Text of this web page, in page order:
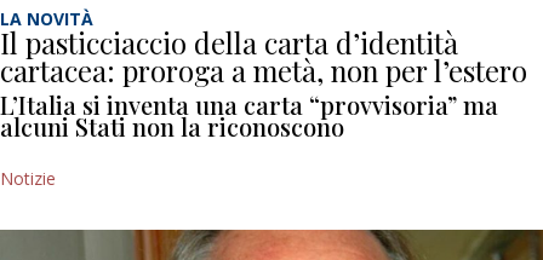
LA NOVITÀ
Il pasticciaccio della carta d’identità
cartacea: proroga a metà, non per l’estero
L’Italia si inventa una carta “provvisoria” ma
alcuni Stati non la riconoscono
Notizie